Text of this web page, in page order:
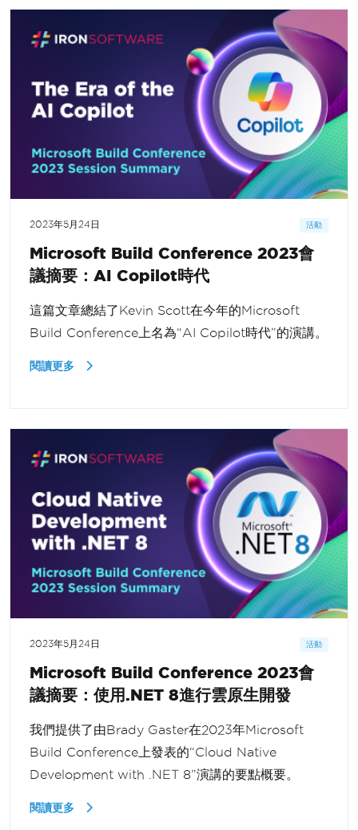
2023年5月24日 活動
Microsoft Build Conference 2023會
議摘要：AI Copilot時代
這篇文章總結了Kevin Scott在今年的Microsoft
Build Conference上名為“AI Copilot時代”的演講。
閱讀更多
2023年5月24日 活動
Microsoft Build Conference 2023會
議摘要：使用.NET 8進行雲原生開發
我們提供了由Brady Gaster在2023年Microsoft
Build Conference上發表的“Cloud Native
Development with .NET 8”演講的要點概要。
閱讀更多